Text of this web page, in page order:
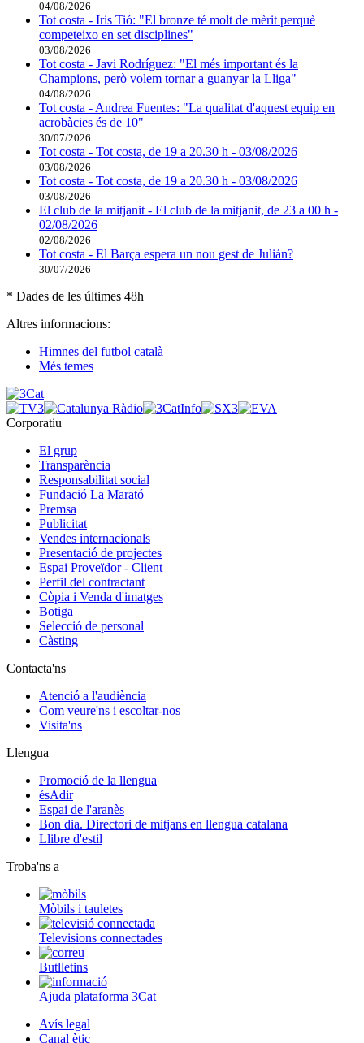
04/08/2026
Tot costa - Iris Tió: "El bronze té molt de mèrit perquè
competeixo en set disciplines"
03/08/2026
Tot costa - Javi Rodríguez: "El més important és la
Champions, però volem tornar a guanyar la Lliga"
04/08/2026
Tot costa - Andrea Fuentes: "La qualitat d'aquest equip en
acrobàcies és de 10"
30/07/2026
Tot costa - Tot costa, de 19 a 20.30 h - 03/08/2026
03/08/2026
Tot costa - Tot costa, de 19 a 20.30 h - 03/08/2026
03/08/2026
El club de la mitjanit - El club de la mitjanit, de 23 a 00 h -
02/08/2026
02/08/2026
Tot costa - El Barça espera un nou gest de Julián?
30/07/2026
* Dades de les últimes 48h
Altres informacions:
Himnes del futbol català
Més temes
Corporatiu
El grup
Transparència
Responsabilitat social
Fundació La Marató
Premsa
Publicitat
Vendes internacionals
Presentació de projectes
Espai Proveïdor - Client
Perfil del contractant
Còpia i Venda d'imatges
Botiga
Selecció de personal
Càsting
Contacta'ns
Atenció a l'audiència
Com veure'ns i escoltar-nos
Visita'ns
Llengua
Promoció de la llengua
ésAdir
Espai de l'aranès
Bon dia. Directori de mitjans en llengua catalana
Llibre d'estil
Troba'ns a
Mòbils i tauletes
Televisions connectades
Butlletins
Ajuda plataforma 3Cat
Avís legal
Canal ètic